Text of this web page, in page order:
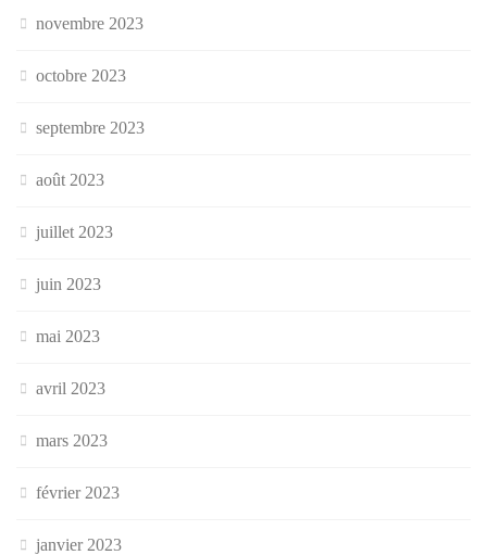
novembre 2023
octobre 2023
septembre 2023
août 2023
juillet 2023
juin 2023
mai 2023
avril 2023
mars 2023
février 2023
janvier 2023